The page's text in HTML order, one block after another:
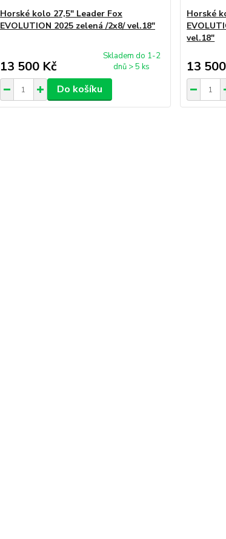
Horské kolo 27,5" Leader Fox
EVOLUTION 2025 zelená /2x8/ vel.18"
13 500 Kč
Skladem do 1-2
dnů > 5 ks
Do košíku
Horské
vel.18"
13